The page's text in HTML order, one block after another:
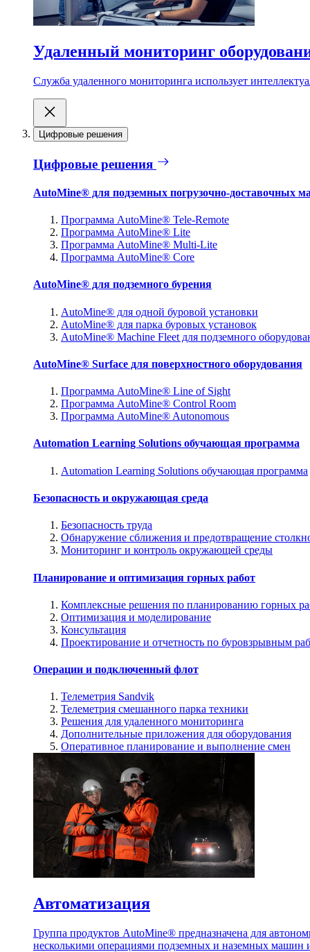
Удаленный мониторинг
Служба удаленного мониторинга использует
Цифровые решения
Цифровые решения
AutoMine® для подземных погрузочно-доставочных
Программа AutoMine® Tele-Remote
Программа AutoMine® Lite
Программа AutoMine® Multi-Lite
Программа AutoMine® Core
AutoMine® для подземного бурения
AutoMine® для одной буровой установки
AutoMine® для парка буровых установок
AutoMine® Machine Fleet для подземного
AutoMine® Surface для поверхностного оборудования
Программа AutoMine® Line of Sight
Программа AutoMine® Control Room
Программа AutoMine® Autonomous
Automation Learning Solutions обучающая программа
Automation Learning Solutions обучающая программа
Безопасность и окружающая среда
Безопасность труда
Обнаружение сближения и предотвращение
Мониторинг и контроль окружающей среды
Планирование и оптимизация горных работ
Комплексные решения по планированию горных
Оптимизация и моделирование
Консультация
Проектирование и отчетность по буровзрывным
Операции и подключенный флот
Телеметрия Sandvik
Телеметрия смешанного парка техники
Решения для удаленного мониторинга
Дополнительные приложения для оборудования
Оперативное планирование и выполнение смен
Автоматизация
Группа продуктов AutoMine® предназначена для
несколькими операциями подземных и наземных машин